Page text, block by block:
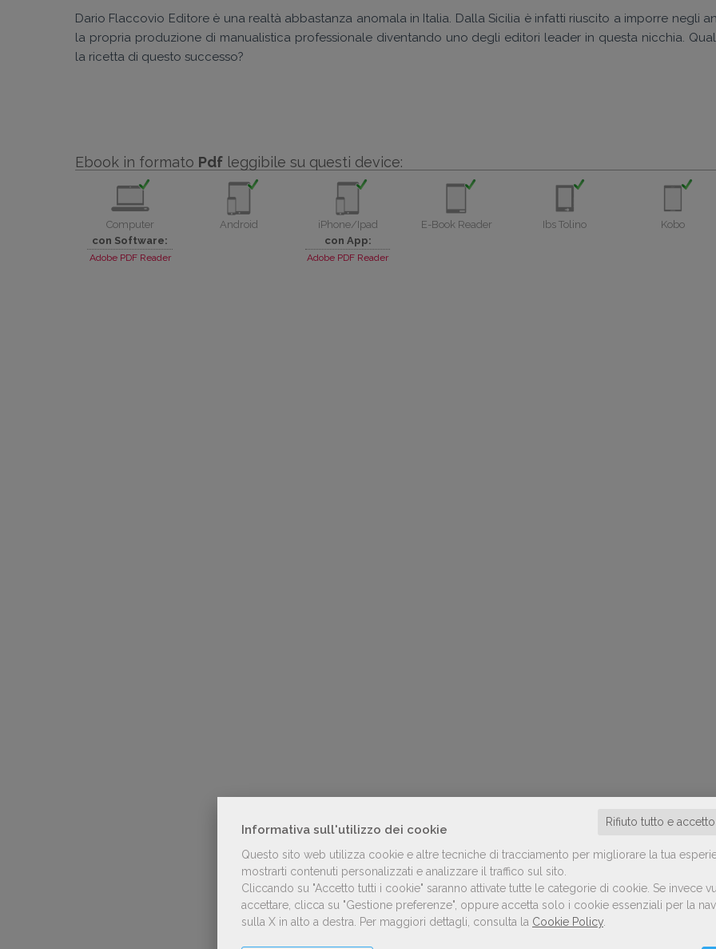
Informativa sull'utilizzo dei cookie
Rifiuto tutto e
Questo sito web utilizza cookie e altre tecniche di tracciamento per migliorare la tua
mostrarti contenuti personalizzati e analizzare il traffico sul sito.
Cliccando su "Accetto tutti i cookie" saranno attivate tutte le categorie di cookie. Se invece
accettare, clicca su "Gestione preferenze", oppure accetta solo i cookie essenziali per la
sulla X in alto a destra. Per maggiori dettagli, consulta la Cookie Policy
Dario Flaccovio Editore è una realtà abbastanza anomala in Italia. Dalla Sicilia è infatti riuscito a imporre negli
la propria produzione di manualistica professionale diventando uno degli editori leader in questa nicchia.
la ricetta di questo successo?
Ebook in formato Pdf leggibile su questi device:
Computer
con Software:
Adobe PDF Reader
Android
iPhone/Ipad
con App:
Adobe PDF Reader
E-Book Reader Ibs Tolino Kobo